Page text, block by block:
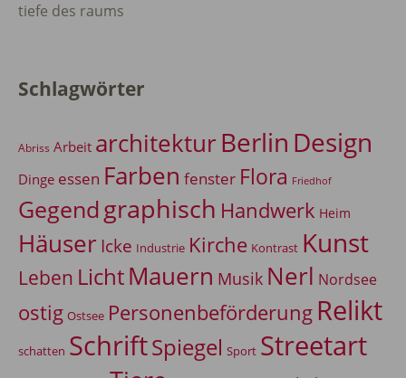
tiefe des raums
Schlagwörter
Abriss Arbeit architekturBerlin Design
Dinge essen Farben fenster Flora Friedhof
Gegendgraphisch Handwerk Heim
Häuser Icke Industrie Kirche Kontrast Kunst
Leben LichtMauern Musik Nerl Nordsee
ostig Ostsee Personenbeförderung Relikt
schatten SchriftSpiegel Sport Streetart